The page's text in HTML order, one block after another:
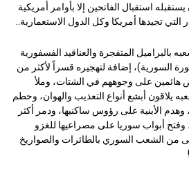
استقبال الفاتحين إلا بأوامر أمريكية
التي تجيدها أمريكا وكل الدول الاستعمارية..
بالبراميل المتفجرة والعناقيد الفسفورية
السورية)، إضافة لتهجيره قسراً لأكثر من
هائمين على وجوههم في الشتات، وملأ
يلاقون أبشع أنواع التعذيب والهوان، وحطم
الأبنية على رؤوس ساكنيها، ودمر أكثر
وفتح أبواب سوريا على مصراعيها للغزو
من الشعب السوري بالطائرات والصواريخ